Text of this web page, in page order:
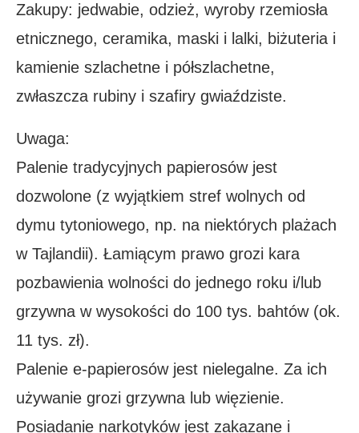
Zakupy: jedwabie, odzież, wyroby rzemiosła
etnicznego, ceramika, maski i lalki, biżuteria i
kamienie szlachetne i półszlachetne,
zwłaszcza rubiny i szafiry gwiaździste.
Uwaga:
Palenie tradycyjnych papierosów jest
dozwolone (z wyjątkiem stref wolnych od
dymu tytoniowego, np. na niektórych plażach
w Tajlandii). Łamiącym prawo grozi kara
pozbawienia wolności do jednego roku i/lub
grzywna w wysokości do 100 tys. bahtów (ok.
11 tys. zł).
Palenie e-papierosów jest nielegalne. Za ich
używanie grozi grzywna lub więzienie.
Posiadanie narkotyków jest zakazane i